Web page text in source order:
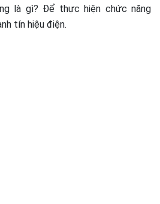
là gì? Để thực hiện chức năng
tín hiệu điện.